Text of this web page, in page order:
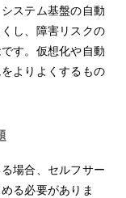
ステム基盤の自動
し、障害リスクの
す。仮想化や自動
よりよくするもの
場合、セルフサー
る必要がありま